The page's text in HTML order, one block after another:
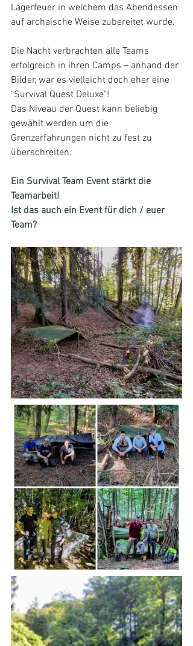
Lagerfeuer in welchem das Abendessen
auf archaische Weise zubereitet wurde.
Die Nacht verbrachten alle Teams
erfolgreich in ihren Camps – anhand der
Bilder, war es vielleicht doch eher eine
"Survival Quest Deluxe"!
Das Niveau der Quest kann beliebig
gewählt werden um die
Grenzerfahrungen nicht zu fest zu
überschreiten.
Ein Survival Team Event stärkt die
Teamarbeit!
Ist das auch ein Event für dich / euer
Team?